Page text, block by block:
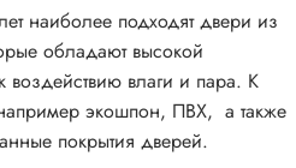
наиболее подходят двери из
обладают высокой
воздействию влаги и пара. К
экошпон, ПВХ, а также
покрытия дверей.